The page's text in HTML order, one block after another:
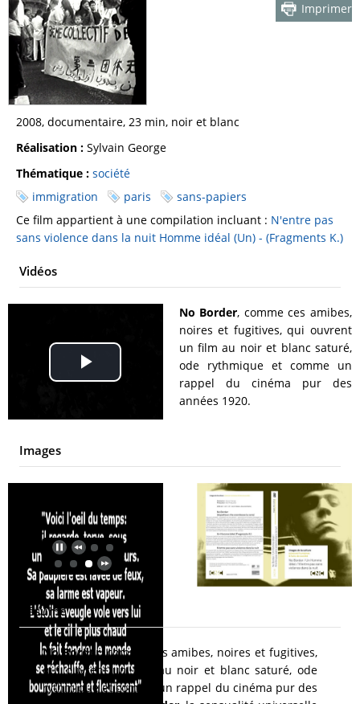
Imprimer
2008, documentaire, 23 min, noir et blanc
Réalisation : Sylvain George
Thématique : société
immigration
paris
sans-papiers
Ce film appartient à une compilation incluant : N'entre pas
sans violence dans la nuit Homme idéal (Un) - (Fragments K.)
Vidéos
Play
Video
No Border, comme ces amibes,
noires et fugitives, qui ouvrent
un film au noir et blanc saturé,
ode rythmique et comme un
rappel du cinéma pur des
années 1920.
Images
Résumé
No Border, comme ces amibes, noires et fugitives,
qui ouvrent un film au noir et blanc saturé, ode
rythmique et comme un rappel du cinéma pur des